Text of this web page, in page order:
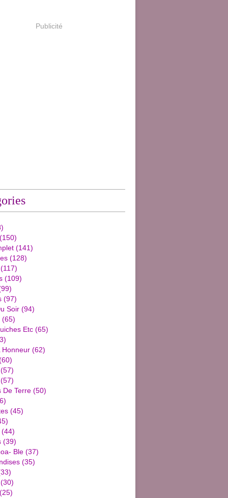
Publicité
(150)
(141)
(128)
(117)
(109)
(97)
Soir (94)
(65)
Etc (65)
Honneur (62)
(57)
(57)
De Terre (50)
(45)
(44)
(39)
Ble (37)
(35)
(30)
(25)